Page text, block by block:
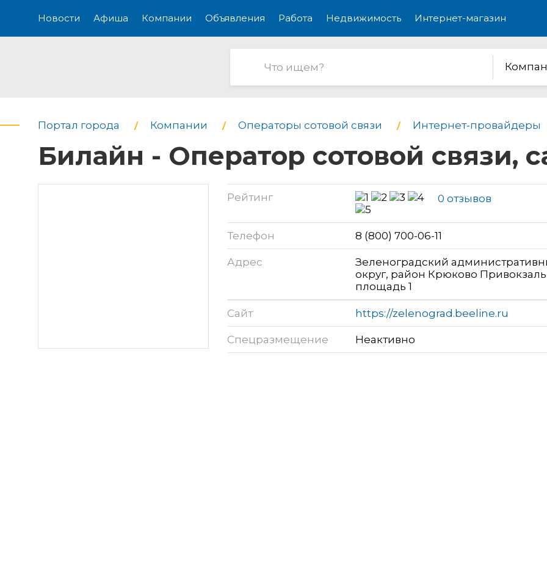
Новости Афиша Компании Объявления Работа Недвижимость Интернет-магазин
Портал города Компании Операторы сотовой связи Интернет-провайдеры
Билайн - Оператор сотовой связи,
Рейтинг 0 отзывов
Телефон 8 (800) 700-06-11
Адрес
Зеленоградский
округ, район Крюково
площадь 1
Сайт https://zelenograd.beeline.ru
Спецразмещение Неактивно